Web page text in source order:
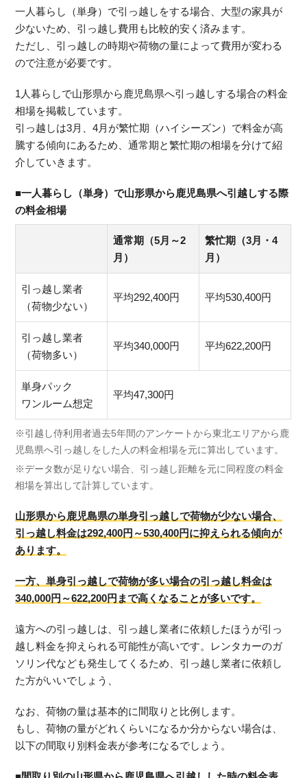
一人暮らし（単身）で引っ越しをする場合、大型の家具が
少ないため、引っ越し費用も比較的安く済みます。
ただし、引っ越しの時期や荷物の量によって費用が変わる
ので注意が必要です。
1人暮らしで山形県から鹿児島県へ引っ越しする場合の料金
相場を掲載しています。
引っ越しは3月、4月が繁忙期（ハイシーズン）で料金が高
騰する傾向にあるため、通常期と繁忙期の相場を分けて紹
介していきます。
■一人暮らし（単身）で山形県から鹿児島県へ引越しする際
の料金相場
通常期（5月～2
月）
繁忙期（3月・4
月）
引っ越し業者
（荷物少ない）
平均292,400円 平均530,400円
引っ越し業者
（荷物多い）
平均340,000円 平均622,200円
単身パック
ワンルーム想定
平均47,300円
※引越し侍利用者過去5年間のアンケートから東北エリアから鹿
児島県へ引っ越しをした人の料金相場を元に算出しています。
※データ数が足りない場合、引っ越し距離を元に同程度の料金
相場を算出して計算しています。
山形県から鹿児島県の単身引っ越しで荷物が少ない場合、
引っ越し料金は292,400円～530,400円に抑えられる傾向が
あります。
一方、単身引っ越しで荷物が多い場合の引っ越し料金は
340,000円～622,200円まで高くなることが多いです。
遠方への引っ越しは、引っ越し業者に依頼したほうが引っ
越し料金を抑えられる可能性が高いです。レンタカーのガ
ソリン代なども発生してくるため、引っ越し業者に依頼し
た方がいいでしょう、
なお、荷物の量は基本的に間取りと比例します。
もし、荷物の量がどれくらいになるか分からない場合は、
以下の間取り別料金表が参考になるでしょう。